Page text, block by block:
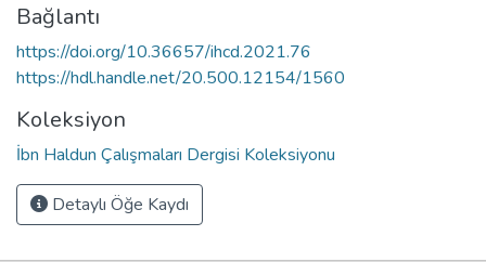
Bağlantı
https://doi.org/10.36657/ihcd.2021.76
https://hdl.handle.net/20.500.12154/1560
Koleksiyon
İbn Haldun Çalışmaları Dergisi Koleksiyonu
Detaylı Öğe Kaydı